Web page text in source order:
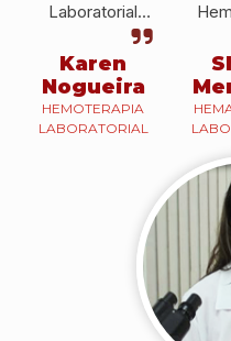
Laboratorial
pelo IPESSP e
atualmente, sou
docente do
IPESSP e
também em
Karen
Nogueira
HEMOTERAPIA
LABORATORIAL
pelo